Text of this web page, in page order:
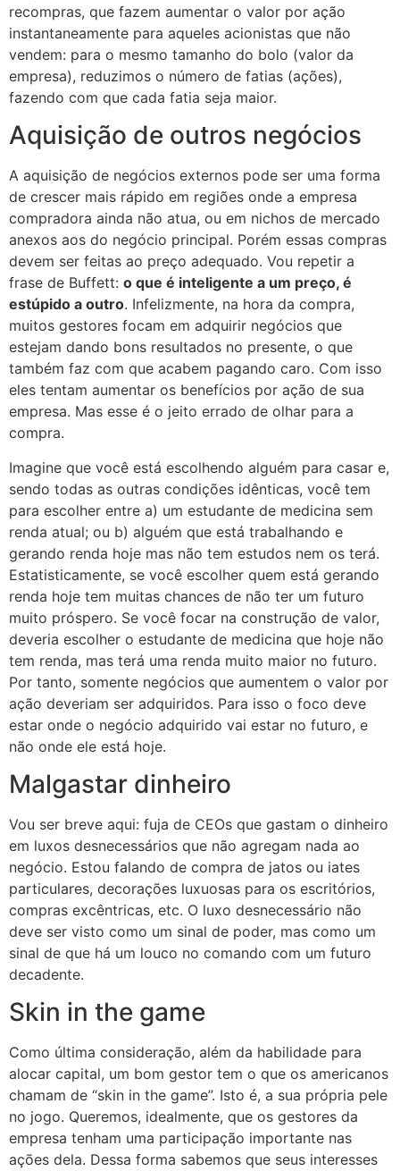
recompras, que fazem aumentar o valor por ação
instantaneamente para aqueles acionistas que não
vendem: para o mesmo tamanho do bolo (valor da
empresa), reduzimos o número de fatias (ações),
fazendo com que cada fatia seja maior.
Aquisição de outros negócios
A aquisição de negócios externos pode ser uma forma
de crescer mais rápido em regiões onde a empresa
compradora ainda não atua, ou em nichos de mercado
anexos aos do negócio principal. Porém essas compras
devem ser feitas ao preço adequado. Vou repetir a
frase de Buffett: o que é inteligente a um preço, é
estúpido a outro. Infelizmente, na hora da compra,
muitos gestores focam em adquirir negócios que
estejam dando bons resultados no presente, o que
também faz com que acabem pagando caro. Com isso
eles tentam aumentar os benefícios por ação de sua
empresa. Mas esse é o jeito errado de olhar para a
compra.
Imagine que você está escolhendo alguém para casar e,
sendo todas as outras condições idênticas, você tem
para escolher entre a) um estudante de medicina sem
renda atual; ou b) alguém que está trabalhando e
gerando renda hoje mas não tem estudos nem os terá.
Estatisticamente, se você escolher quem está gerando
renda hoje tem muitas chances de não ter um futuro
muito próspero. Se você focar na construção de valor,
deveria escolher o estudante de medicina que hoje não
tem renda, mas terá uma renda muito maior no futuro.
Por tanto, somente negócios que aumentem o valor por
ação deveriam ser adquiridos. Para isso o foco deve
estar onde o negócio adquirido vai estar no futuro, e
não onde ele está hoje.
Malgastar dinheiro
Vou ser breve aqui: fuja de CEOs que gastam o dinheiro
em luxos desnecessários que não agregam nada ao
negócio. Estou falando de compra de jatos ou iates
particulares, decorações luxuosas para os escritórios,
compras excêntricas, etc. O luxo desnecessário não
deve ser visto como um sinal de poder, mas como um
sinal de que há um louco no comando com um futuro
decadente.
Skin in the game
Como última consideração, além da habilidade para
alocar capital, um bom gestor tem o que os americanos
chamam de “skin in the game”. Isto é, a sua própria pele
no jogo. Queremos, idealmente, que os gestores da
empresa tenham uma participação importante nas
ações dela. Dessa forma sabemos que seus interesses